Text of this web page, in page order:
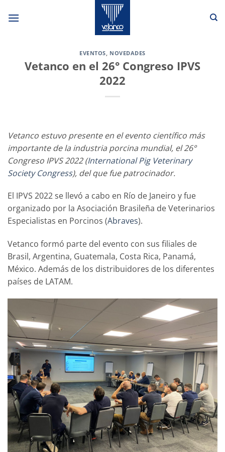
EVENTOS, NOVEDADES
Vetanco en el 26° Congreso IPVS
2022
Vetanco estuvo presente en el evento científico más
importante de la industria porcina mundial, el 26°
Congreso IPVS 2022 (International Pig Veterinary
Society Congress), del que fue patrocinador.
El IPVS 2022 se llevó a cabo en Río de Janeiro y fue
organizado por la Asociación Brasileña de Veterinarios
Especialistas en Porcinos (Abraves).
Vetanco formó parte del evento con sus filiales de
Brasil, Argentina, Guatemala, Costa Rica, Panamá,
México. Además de los distribuidores de los diferentes
países de LATAM.